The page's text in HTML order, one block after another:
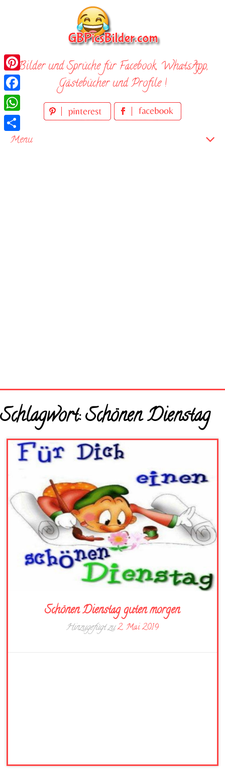
Bilder und Sprüche für Facebook, WhatsApp,
Gästebücher und Profile !
Menu
Startseite
Neue Bilder
Schlagwort:Schönen Dienstag
Schönen Dienstag guten morgen
Hinzugefügt zu2. Mai 2019
Pinterest
Facebook
WhatsApp
Teilen